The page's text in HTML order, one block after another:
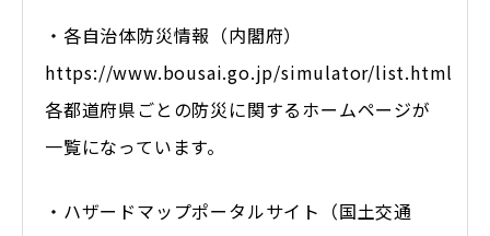
・各自治体防災情報（内閣府）
https://www.bousai.go.jp/simulator/list.html
各都道府県ごとの防災に関するホームページが
一覧になっています。
・ハザードマップポータルサイト（国土交通